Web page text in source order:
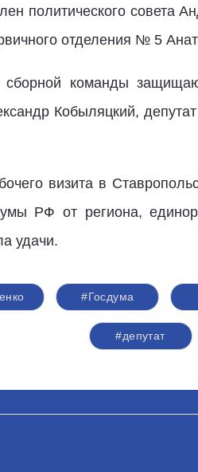
совета
отделения № 5
команды
Кобыляцкий,
визита в
РФ от региона,
удачи.
#Госдума
#депутат